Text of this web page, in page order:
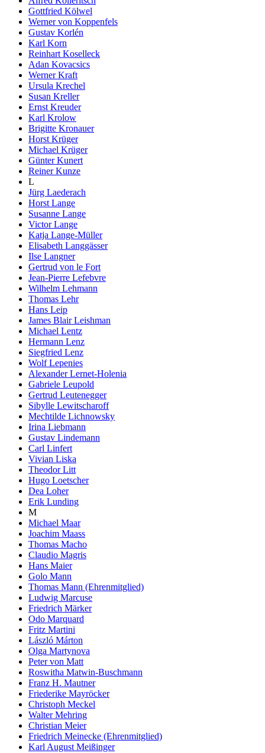
Gottfried Kölwel
Werner von Koppenfels
Gustav Korlén
Karl Korn
Reinhart Koselleck
Adan Kovacsics
Werner Kraft
Ursula Krechel
Susan Kreller
Ernst Kreuder
Karl Krolow
Brigitte Kronauer
Horst Krüger
Michael Krüger
Günter Kunert
Reiner Kunze
L
Jürg Laederach
Horst Lange
Susanne Lange
Victor Lange
Katja Lange-Müller
Elisabeth Langgässer
Ilse Langner
Gertrud von le Fort
Jean-Pierre Lefebvre
Wilhelm Lehmann
Thomas Lehr
Hans Leip
James Blair Leishman
Michael Lentz
Hermann Lenz
Siegfried Lenz
Wolf Lepenies
Alexander Lernet-Holenia
Gabriele Leupold
Gertrud Leutenegger
Sibylle Lewitscharoff
Mechtilde Lichnowsky
Irina Liebmann
Gustav Lindemann
Carl Linfert
Vivian Liska
Theodor Litt
Hugo Loetscher
Dea Loher
Erik Lunding
M
Michael Maar
Joachim Maass
Thomas Macho
Claudio Magris
Hans Maier
Golo Mann
Thomas Mann (Ehrenmitglied)
Ludwig Marcuse
Friedrich Märker
Odo Marquard
Fritz Martini
László Márton
Olga Martynova
Peter von Matt
Roswitha Matwin-Buschmann
Franz H. Mautner
Friederike Mayröcker
Christoph Meckel
Walter Mehring
Christian Meier
Friedrich Meinecke (Ehrenmitglied)
Karl August Meißinger